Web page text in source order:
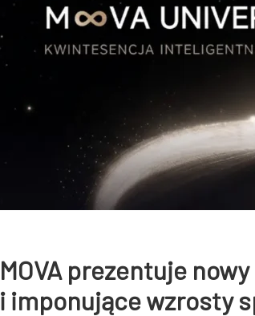
MOVA prezentuje
i imponujące wzrosty